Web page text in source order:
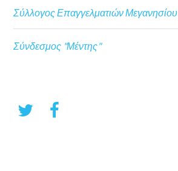
Σύλλογος Επαγγελματιών Μεγανησίου
Σύνδεσμος "Μέντης"